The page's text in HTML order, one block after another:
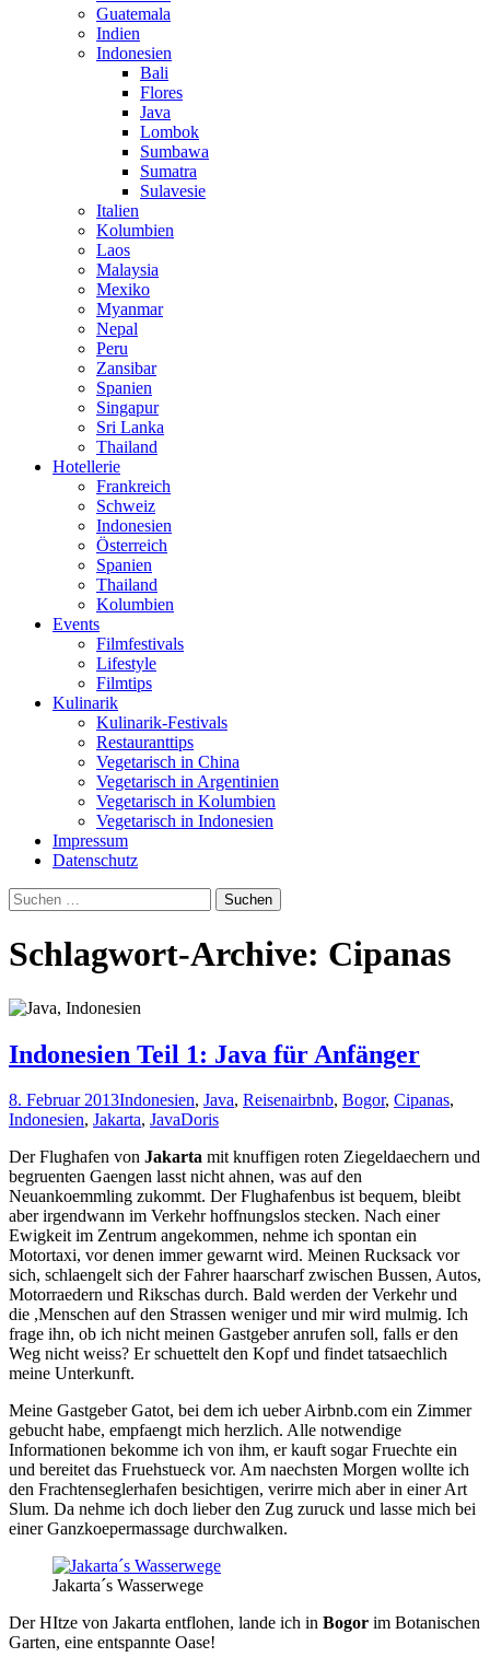
Guatemala
Indien
Indonesien
Bali
Flores
Java
Lombok
Sumbawa
Sumatra
Sulavesie
Italien
Kolumbien
Laos
Malaysia
Mexiko
Myanmar
Nepal
Peru
Zansibar
Spanien
Singapur
Sri Lanka
Thailand
Hotellerie
Frankreich
Schweiz
Indonesien
Österreich
Spanien
Thailand
Kolumbien
Events
Filmfestivals
Lifestyle
Filmtips
Kulinarik
Kulinarik-Festivals
Restauranttips
Vegetarisch in China
Vegetarisch in Argentinien
Vegetarisch in Kolumbien
Vegetarisch in Indonesien
Impressum
Datenschutz
Suchen
nach:
Schlagwort-Archive: Cipanas
Indonesien Teil 1: Java für Anfänger
8. Februar 2013Indonesien, Java, Reisenairbnb, Bogor, Cipanas,
Indonesien, Jakarta, JavaDoris
Der Flughafen von Jakarta mit knuffigen roten Ziegeldaechern und
begruenten Gaengen lasst nicht ahnen, was auf den
Neuankoemmling zukommt. Der Flughafenbus ist bequem, bleibt
aber irgendwann im Verkehr hoffnungslos stecken. Nach einer
Ewigkeit im Zentrum angekommen, nehme ich spontan ein
Motortaxi, vor denen immer gewarnt wird. Meinen Rucksack vor
sich, schlaengelt sich der Fahrer haarscharf zwischen Bussen, Autos,
Motorraedern und Rikschas durch. Bald werden der Verkehr und
die ,Menschen auf den Strassen weniger und mir wird mulmig. Ich
frage ihn, ob ich nicht meinen Gastgeber anrufen soll, falls er den
Weg nicht weiss? Er schuettelt den Kopf und findet tatsaechlich
meine Unterkunft.
Meine Gastgeber Gatot, bei dem ich ueber Airbnb.com ein Zimmer
gebucht habe, empfaengt mich herzlich. Alle notwendige
Informationen bekomme ich von ihm, er kauft sogar Fruechte ein
und bereitet das Fruehstueck vor. Am naechsten Morgen wollte ich
den Frachtenseglerhafen besichtigen, verirre mich aber in einer Art
Slum. Da nehme ich doch lieber den Zug zuruck und lasse mich bei
einer Ganzkoepermassage durchwalken.
Jakarta´s Wasserwege
Der HItze von Jakarta entflohen, lande ich in Bogor im Botanischen
Garten, eine entspannte Oase!